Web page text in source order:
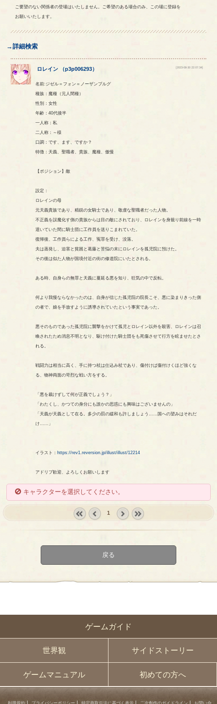
ゲームガイド
世界観 サイドストーリー
ゲームマニュアル 初めての方へ
ご要望のない関係者の登場はいたしません。ご希望のある場合のみ、この場に登録を
お願いいたします。
→詳細検索
ロレイン （p3p006293） [2023-08-30 22:07:34]
名前:ジゼル＝フォン＝ノーザンブルグ
種族：魔種（元人間種）
性別：女性
年齢：40代後半
一人称：私
二人称：～様
口調：です、ます、ですか？
特徴：天義、聖職者、貴族、魔種、傲慢
【ポジション】敵
設定：
ロレインの母
元天義貴族であり、精鋭の女騎士であり、敬虔な聖職者だった人物。
不正義を誤魔化す側の貴族からは目の敵にされており、ロレインを身籠り前線を一時
退いていた間に騎士団に工作員を送りこまれていた。
復帰後、工作員らによる工作、冤罪を受け、没落。
夫は蒸発し、迫害と貧困と葛藤と苦悩の末にロレインを孤児院に預けた。
その後は似た人物が国境付近の街の修道院にいたとされる。
ある時、自身らの無罪と天義に蔓延る悪を知り、狂気の中で反転。
何より我慢ならなかったのは、自身が信じた孤児院の院長こそ、悪に染まりきった側
の者で、娘を手放すように誘導されていたという事実であった。
悪そのものであった孤児院に襲撃をかけて孤児とロレイン以外を殺害、ロレインは召
喚されたため消息不明となり、駆け付けた騎士団をも死傷させて行方を眩ませたとさ
れる。
戦闘力は相当に高く、手に持つ杖は仕込み杖であり、傷付けば傷付けくほど強くな
る、物神両面の苛烈な戦い方をする。
「悪を裁けずして何が正義でしょう？」
「わたくし、かつての身分にも誰かの思惑にも興味はございませんの」
「天義が天義として在る。多少の罰の緩和も許しましょう……国への望みはそれだ
け……」
イラスト： https://rev1.reversion.jp/illust/illust/12214
アドリブ歓迎、よろしくお願いします
キャラクターを選択してください。
1
戻る